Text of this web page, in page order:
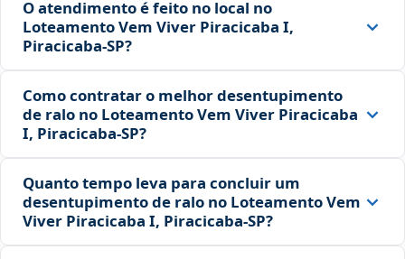
O atendimento é feito no local no
Loteamento Vem Viver Piracicaba I,
Piracicaba‑SP?
Como contratar o melhor desentupimento
de ralo no Loteamento Vem Viver Piracicaba
I, Piracicaba‑SP?
Quanto tempo leva para concluir um
desentupimento de ralo no Loteamento Vem
Viver Piracicaba I, Piracicaba‑SP?